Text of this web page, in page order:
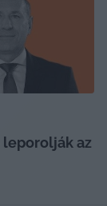
leporolják az